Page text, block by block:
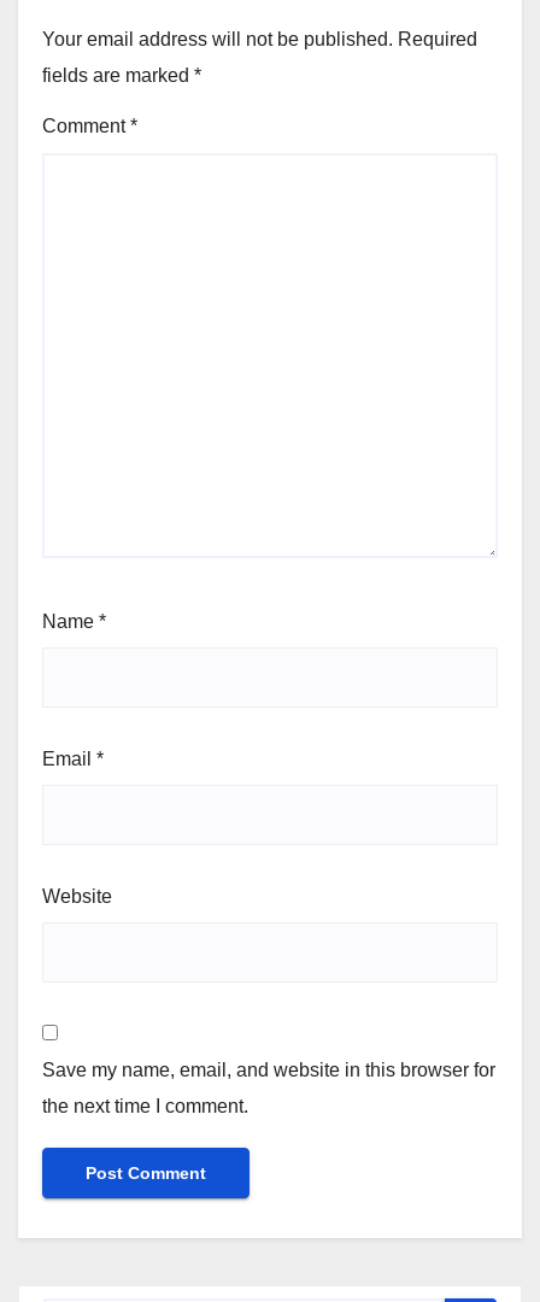
Your email address will not be published. Required
fields are marked *
Comment*
Name *
Email *
Website
Save my name, email, and website in this browser for
the next time I comment.